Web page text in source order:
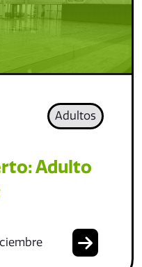
Adultos
Adulto